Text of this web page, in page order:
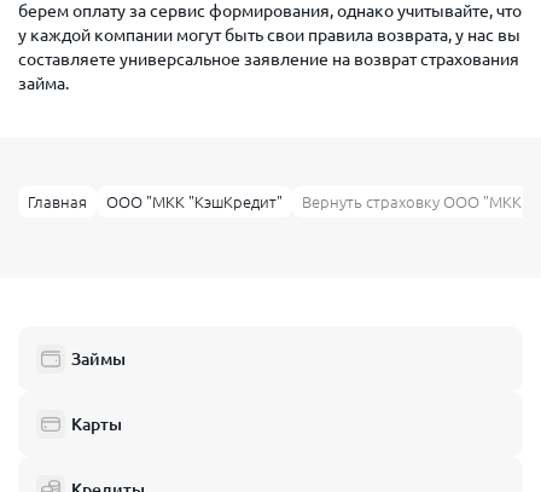
берем оплату за сервис формирования, однако учитывайте, что
у каждой компании могут быть свои правила возврата, у нас вы
составляете универсальное заявление на возврат страхования
займа.
Главная ООО "МКК "КэшКредит" Вернуть страховку ООО "МКК
Займы
Карты